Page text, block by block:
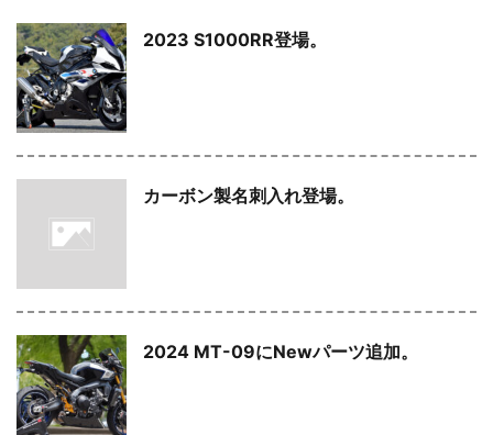
2023 S1000RR登場。
カーボン製名刺入れ登場。
2024 MT-09にNewパーツ追加。